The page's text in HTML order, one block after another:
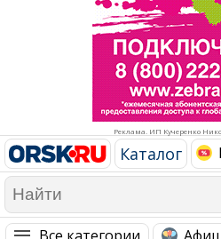
Реклама. ИП Кучеренко
Каталог
Рестораны, кафе, бары
Развлечения и отдых
Спорт Фитнес
Недвижимость
Красота Косметология
Медицина Здоровье